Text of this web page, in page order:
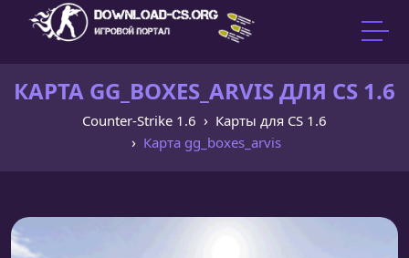
КАРТА GG_BOXES_ARVIS ДЛЯ CS 1.6
Counter-Strike 1.6
Карты для CS 1.6
Карта gg_boxes_arvis